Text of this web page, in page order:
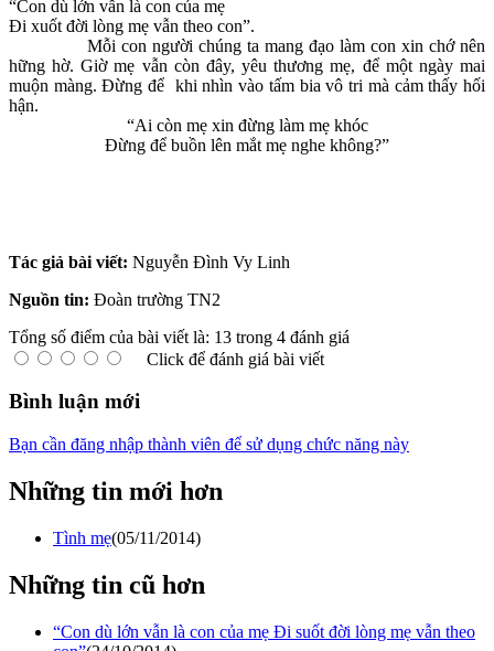
“Con dù lớn vẫn là con của mẹ
Đi xuốt đời lòng mẹ vẫn theo con”.
Mỗi con người chúng ta mang đạo làm con xin chớ nên
hững hờ. Giờ mẹ vẫn còn đây, yêu thương mẹ, để một ngày mai
muộn màng. Đừng để khi nhìn vào tấm bia vô tri mà cảm thấy hối
hận.
“Ai còn mẹ xin đừng làm mẹ khóc
Đừng để buồn lên mắt mẹ nghe không?”
Tác giả bài viết: Nguyễn Đình Vy Linh
Nguồn tin: Đoàn trường TN2
Tổng số điểm của bài viết là: 13 trong 4 đánh giá
Click để đánh giá bài viết
Bình luận mới
Bạn cần đăng nhập thành viên để sử dụng chức năng này
Những tin mới hơn
Tình mẹ(05/11/2014)
Những tin cũ hơn
“Con dù lớn vẫn là con của mẹ Đi suốt đời lòng mẹ vẫn theo